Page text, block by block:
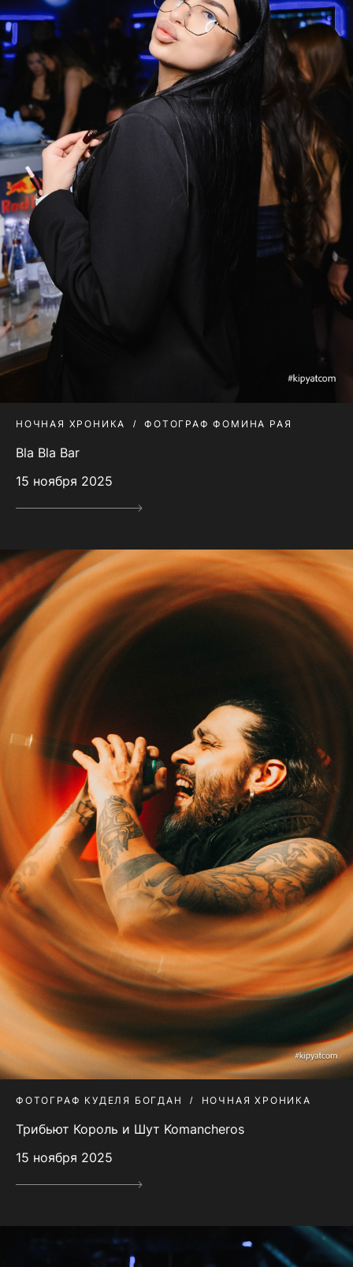
НОЧНАЯ ХРОНИКА ФОТОГРАФ ФОМИНА РАЯ
Bla Bla Bar
15 ноября 2025
ФОТОГРАФ КУДЕЛЯ БОГДАН НОЧНАЯ ХРОНИКА
Трибьют Король и Шут Komancheros
15 ноября 2025